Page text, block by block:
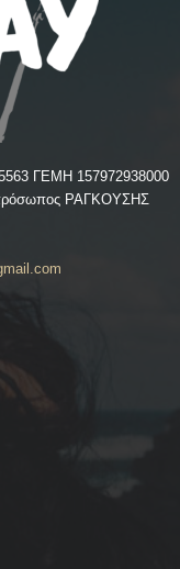
ΓΕΜΗ 157972938000
ΡΑΓΚΟΥΣΗΣ